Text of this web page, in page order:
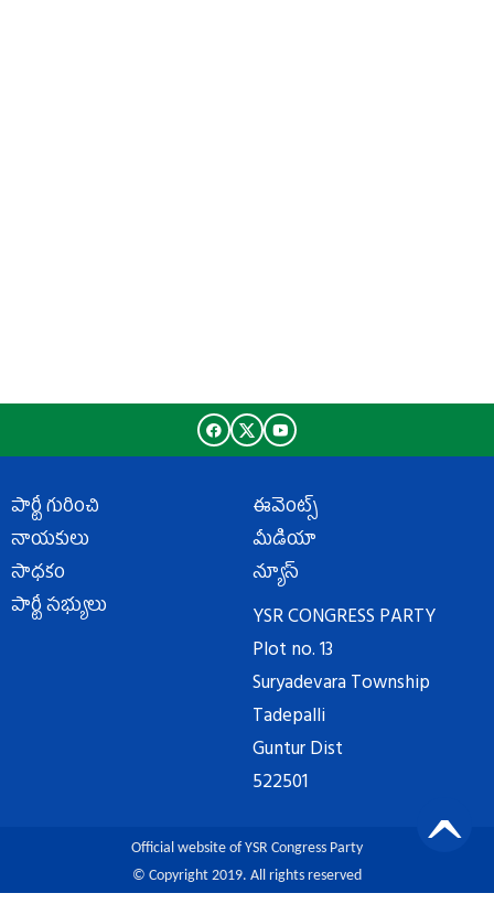
పార్టీ గురించి
నాయకులు
సాధకం
పార్టీ సభ్యులు
ఈవెంట్స్
మీడియా
న్యూస్
YSR CONGRESS PARTY
Plot no. 13
Suryadevara Township
Tadepalli
Guntur Dist
522501
Official website of YSR Congress Party
© Copyright 2019. All rights reserved